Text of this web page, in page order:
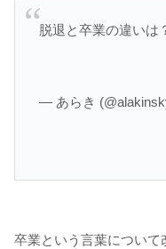
脱退と卒業の違いは
— あらき
卒業という言葉について